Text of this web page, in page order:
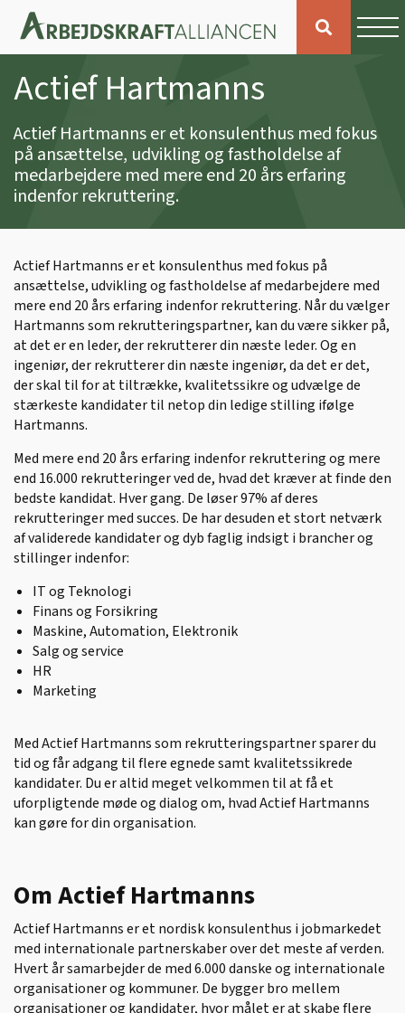
Actief Hartmanns
Actief Hartmanns er et konsulenthus med fokus
på ansættelse, udvikling og fastholdelse af
medarbejdere med mere end 20 års erfaring
indenfor rekruttering.
Actief Hartmanns er et konsulenthus med fokus på
ansættelse, udvikling og fastholdelse af medarbejdere med
mere end 20 års erfaring indenfor rekruttering. Når du vælger
Hartmanns som rekrutteringspartner, kan du være sikker på,
at det er en leder, der rekrutterer din næste leder. Og en
ingeniør, der rekrutterer din næste ingeniør, da det er det,
der skal til for at tiltrække, kvalitetssikre og udvælge de
stærkeste kandidater til netop din ledige stilling ifølge
Hartmanns.
Med mere end 20 års erfaring indenfor rekruttering og mere
end 16.000 rekrutteringer ved de, hvad det kræver at finde den
bedste kandidat. Hver gang. De løser 97% af deres
rekrutteringer med succes. De har desuden et stort netværk
af validerede kandidater og dyb faglig indsigt i brancher og
stillinger indenfor:
IT og Teknologi
Finans og Forsikring
Maskine, Automation, Elektronik
Salg og service
HR
Marketing
Med Actief Hartmanns som rekrutteringspartner sparer du
tid og får adgang til flere egnede samt kvalitetssikrede
kandidater. Du er altid meget velkommen til at få et
uforpligtende møde og dialog om, hvad Actief Hartmanns
kan gøre for din organisation.
Om Actief Hartmanns
Actief Hartmanns er et nordisk konsulenthus i jobmarkedet
med internationale partnerskaber over det meste af verden.
Hvert år samarbejder de med 6.000 danske og internationale
organisationer og kommuner. De bygger bro mellem
organisationer og kandidater, hvor målet er at skabe flere